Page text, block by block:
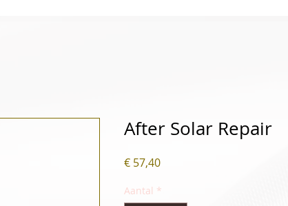
After Solar Repair
€ 57,40Prijs
Aantal *